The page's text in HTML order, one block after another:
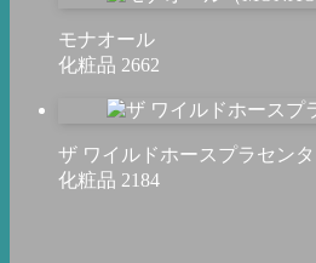
モナオール
化粧品 2662
ザ ワイルドホースプラセンタ
化粧品 2184